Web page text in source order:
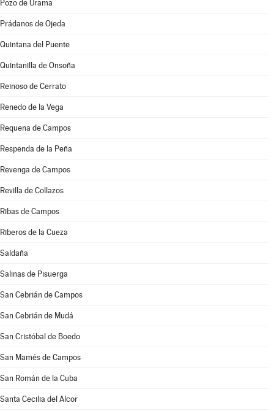
Pozo de Urama
Prádanos de Ojeda
Quintana del Puente
Quintanilla de Onsoña
Reinoso de Cerrato
Renedo de la Vega
Requena de Campos
Respenda de la Peña
Revenga de Campos
Revilla de Collazos
Ribas de Campos
Riberos de la Cueza
Saldaña
Salinas de Pisuerga
San Cebrián de Campos
San Cebrián de Mudá
San Cristóbal de Boedo
San Mamés de Campos
San Román de la Cuba
Santa Cecilia del Alcor